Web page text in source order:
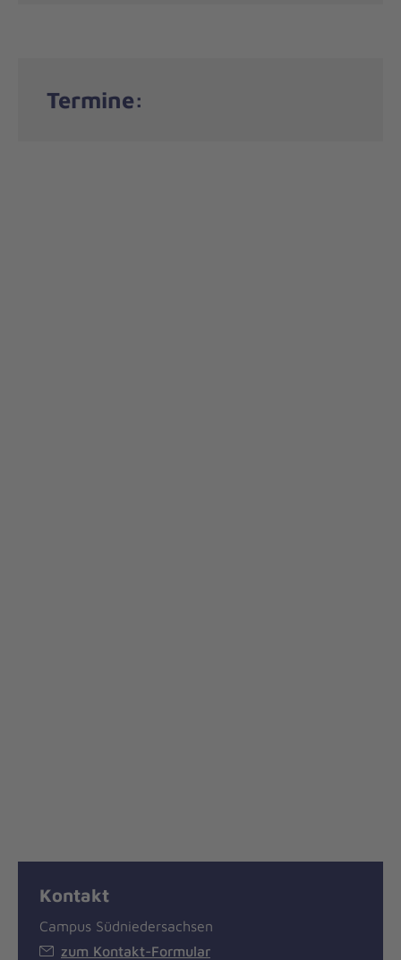
Termine:
Kontakt
Campus Südniedersachsen
zum Kontakt-Formular